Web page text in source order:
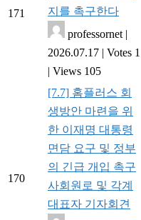
171
지를 촉구한다
professornet |
2026.07.17 | Votes 1
| Views 105
170
[7.7] 홈플러스 회
생방안 마련을 위
한 이재명 대통령
면담 요구 및 정부
의 긴급 개입 촉구
사회원로 및 각계
대표자 기자회견